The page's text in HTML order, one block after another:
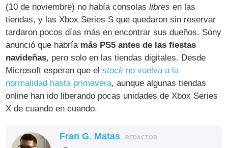
(10 de noviembre) no había consolaslibres en las
tiendas, y las Xbox Series S que quedaron sin reservar
tardaron pocos días más en encontrar sus dueños. Sony
anunció que habría más PS5 antes de las fiestas
navideñas, pero solo en las tiendas digitales. Desde
Microsoft esperan que elstock no vuelva a la
normalidad hasta primavera, aunque algunas tiendas
online han ido liberando pocas unidades de Xbox Series
X de cuando en cuando.
Fran G. Matas REDACTOR